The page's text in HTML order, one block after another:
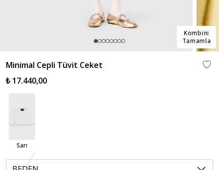
Kombini
Tamamla
Minimal Cepli Tüvit Ceket
₺ 17.440,00
Sarı